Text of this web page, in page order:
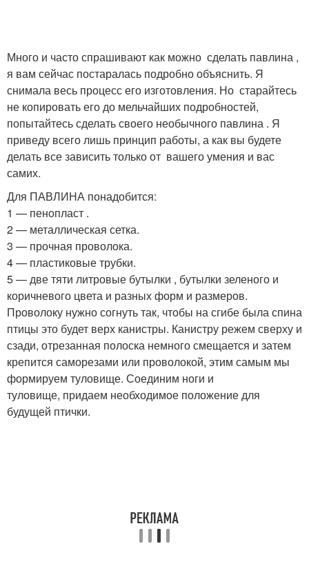
Много и часто спрашивают как можно сделать павлина ,
я вам сейчас постаралась подробно объяснить. Я
снимала весь процесс его изготовления. Но старайтесь
не копировать его до мельчайших подробностей,
попытайтесь сделать своего необычного павлина . Я
приведу всего лишь принцип работы, а как вы будете
делать все зависить только от вашего умения и вас
самих.
Для ПАВЛИНА понадобится:
1 — пенопласт .
2 — металлическая сетка.
3 — прочная проволока.
4 — пластиковые трубки.
5 — две тяти литровые бутылки , бутылки зеленого и
коричневого цвета и разных форм и размеров.
Проволоку нужно согнуть так, чтобы на сгибе была спина
птицы это будет верх канистры. Канистру режем сверху и
сзади, отрезанная полоска немного смещается и затем
крепится саморезами или проволокой, этим самым мы
формируем туловище. Соединим ноги и
туловище, придаем необходимое положение для
будущей птички.